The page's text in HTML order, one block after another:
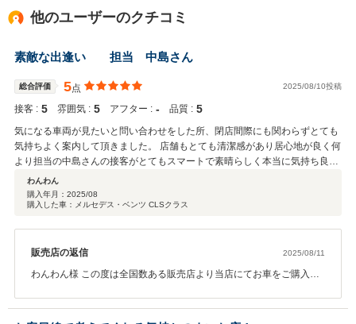
他のユーザーのクチコミ
素敵な出逢い 担当 中島さん
総合評価 5点 2025/08/10投稿
接客 : 5 雰囲気 : 5 アフター : ‐ 品質 : 5
気になる車両が見たいと問い合わせをした所、閉店間際にも関わらずとても
気持ちよく案内して頂きました。 店舗もとても清潔感があり居心地が良く何
より担当の中島さんの接客がとてもスマートで素晴らしく本当に気持ち良く
購入する事が出来ました。 港南台店、車両、担当の中島さん とても素敵な
出逢いに感謝です。 これからのお付き合いも楽しみです。
わんわん
購入年月： 2025/08
購入した車：メルセデス・ベンツ CLSクラス
販売店の返信 2025/08/11
わんわん様 この度は全国数ある販売店より当店にてお車をご購入い
く感じております。 わんわん様のおっしゃる通り、ご納車いたしま